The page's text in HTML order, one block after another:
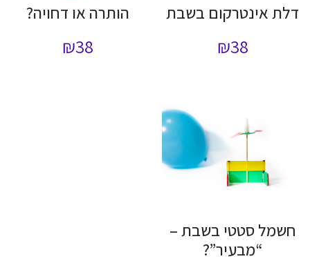
דלת אינטרקום בשבת
₪38
הותרה או דחויה?
₪38
חשמל סטטי בשבת –
“מבעיר”?